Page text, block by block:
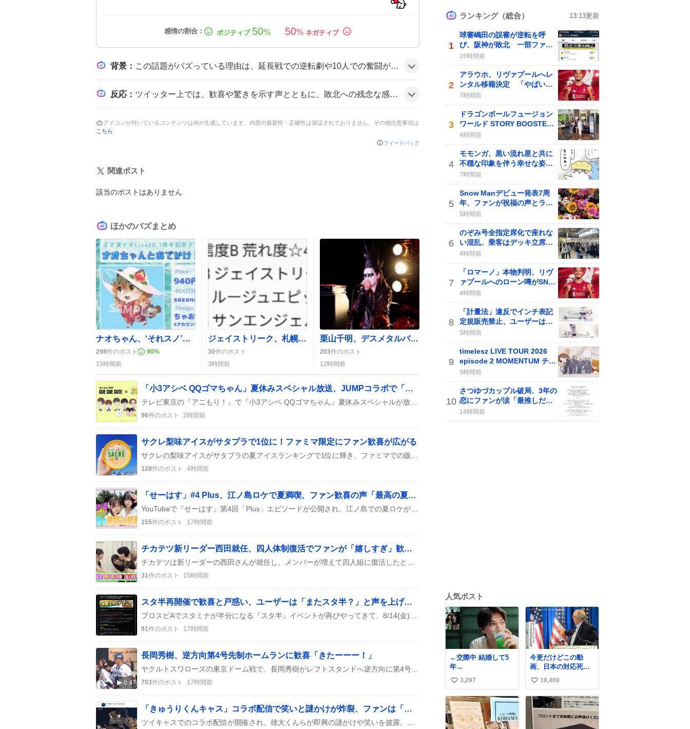
50% 50%
背景 ： この話題がバズっている理由は、延長戦での逆転劇や10人での奮闘がドラマチックだったこと、そしてシーズン最終戦で順位が決まる重要な戦いだったため、ファンの感情が高まったようだ。
反応 ： ツイッター上では、歓喜や驚きを示す声とともに、敗北への残念な感情も見られ、一部からは『負けたことが悔しい』というコメントが投稿された。
アイコンが付いているコンテンツはAIが生成しています。内容の最新性・正確性は保証されておりません。その他注意事項は
こちら
フィードバック
関連ポスト
該当のポストはありません
ほかのバズまとめ
ナオちゃん、‘それスノ’で3回目出演にファン歓喜「やったー！」正直ジャンケンで熱戦
298件のポスト 90%
15時間前
ジェイストリーク、札幌1Rで3着確保 「芝で走らせてほしい」声が多数
30件のポスト
3時間前
栗山千明、デスメタルバンド加入で話題沸騰 『晩酌の流儀5』第6話が注目
203件のポスト
12時間前
「小3アシベ QQゴマちゃん」夏休みスペシャル放送、JUMPコラボで「可愛いしかない」感が炸裂
96件のポスト 2時間前
サクレ梨味アイスがサタプラで1位に！ファミマ限定にファン歓喜が広がる
128件のポスト 4時間前
「せーはす」#4 Plus、江ノ島ロケで夏満喫、ファン歓喜の声「最高の夏満喫！」
155件のポスト 17時間前
チカテツ新リーダー西田就任、四人体制復活でファンが「嬉しすぎ」歓喜の声続出
31件のポスト 15時間前
スタ半再開催で歓喜と戸惑い、ユーザーは「またスタ半？」と声を上げ期待と不満が交錯
91件のポスト 17時間前
0:47
長岡秀樹、逆方向第4号先制ホームランに歓喜「きたーーー！」
703件のポスト 17時間前
「きゅうりくんキャス」コラボ配信で笑いと謎かけが炸裂、ファンは「最高」「笑いすぎた」と歓喜
ランキング（総合） 13:13更新
1
球審嶋田の誤審が逆転を呼
び、阪神が敗北 一部ファン
からは批判の声も
16時間前
2
アラウホ、リヴァプールへレ
ンタル移籍決定 「やばい」
などの期待の声がSNSで広が
7時間前
3
ドラゴンボールフュージョン
ワールド STORY BOOSTER
01」発売、予約完売で店頭販
4時間前
4
モモンガ、黒い流れ星と共に
不穏な印象を伴う幸せな姿が
話題に 最新話で登場しファ
7時間前
5
Snow Manデビュー発表7周
年、ファンが祝福の声とライ
ブ配信で盛り上がる
5時間前
6
のぞみ号全指定席化で座れな
い混乱、乗客はデッキ立席や
ひかり号自由席へ奔る
4時間前
7
「ロマーノ」本物判明、リヴ
ァプールへのローン噂がSNS
で話題に
4時間前
8
「計量法」違反でインチ表記
定規販売禁止、ユーザーは
「知らなかった」驚き
5時間前
9
timelesz LIVE TOUR 2026
episode 2 MOMENTUM チケ
ット販売開始、ファン歓喜の
5時間前
10
さつゆづカップル破局、3年の
恋にファンが涙「最推しだっ
た」悲しみ
14時間前
人気ポスト
←交際中 結婚して5
年→
い
い
ね
数
3,297
今更だけどこの動
画、日本の対応死ぬ
ほど京都でおもしろ
い。 なんなら敬語で
丁寧に煽りまくって
るの好き。笑
い
い
ね
数
19,469